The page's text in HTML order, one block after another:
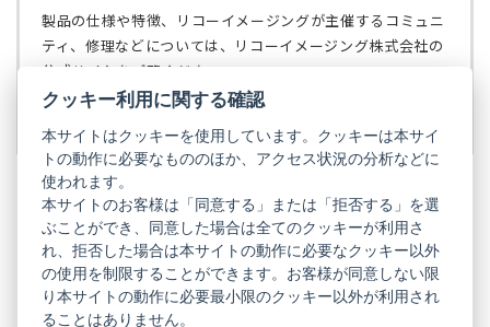
く）
ブ
で
開
製品の仕様や特徴、リコーイメージングが主催するコミュニ
ティ、修理などについては、リコーイメージング株式会社の
公式サイトをご覧ください。
リコーイメージング株式会社の公式サイト
（新
し
い
タ
ブ
で
開
く）
PENTAX
PENTAX
の
公
式
PENTAX
の
公
PENTAX
の
公
PENTAX
の
公
PENTAX
の
公
クッキー利用に関する確認
本サイトはクッキーを使用しています。クッキーは本サイ
トの動作に必要なもののほか、アクセス状況の分析などに
使われます。
本サイトのお客様は「同意する」または「拒否する」を選
ぶことができ、同意した場合は全てのクッキーが利用さ
れ、拒否した場合は本サイトの動作に必要なクッキー以外
の使用を制限することができます。お客様が同意しない限
り本サイトの動作に必要最小限のクッキー以外が利用され
ることはありません。